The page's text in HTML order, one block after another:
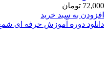
72,000 تومان
افزودن به سبد خرید
دانلود دوره آموزش حرفه ای